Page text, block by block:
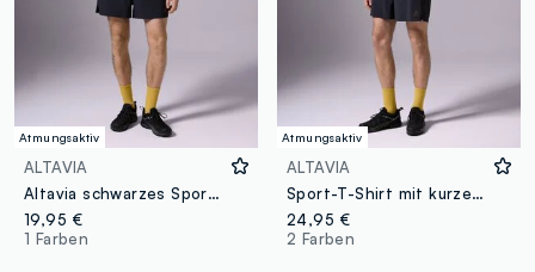
Atmungsaktiv
ALTAVIA
Altavia schwarzes Sport-Top aus Stretchstoff
19,95 €
1 Farben
Atmungsaktiv
ALTAVIA
Sport-T-Shirt mit kurzen Ärmeln aus Mesh-Gewebe
24,95 €
2 Farben